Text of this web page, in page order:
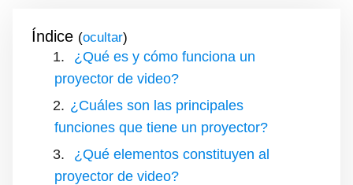
Índice ( )
¿Qué es y cómo funciona un
proyector de video?
¿Cuáles son las principales
funciones que tiene un proyector?
¿Qué elementos constituyen al
proyector de video?